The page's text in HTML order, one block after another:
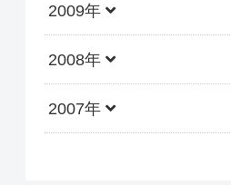
2009年
2008年
2007年